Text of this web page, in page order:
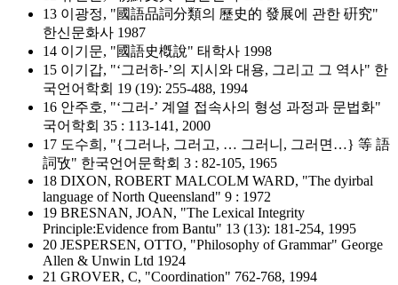
13 이광정, "國語品詞分類의 歷史的 發展에 관한 硏究"
한신문화사 1987
14 이기문, "國語史槪說" 태학사 1998
15 이기갑, "‘그러하-’의 지시와 대용, 그리고 그 역사" 한
국언어학회 19 (19): 255-488, 1994
16 안주호, "‘그러-’ 계열 접속사의 형성 과정과 문법화"
국어학회 35 : 113-141, 2000
17 도수희, "{그러나, 그러고, … 그러니, 그러면…} 等 語
詞攷" 한국언어문학회 3 : 82-105, 1965
18 DIXON, ROBERT MALCOLM WARD, "The dyirbal
language of North Queensland" 9 : 1972
19 BRESNAN, JOAN, "The Lexical Integrity
Principle:Evidence from Bantu" 13 (13): 181-254, 1995
20 JESPERSEN, OTTO, "Philosophy of Grammar" George
Allen & Unwin Ltd 1924
21 GROVER, C, "Coordination" 762-768, 1994